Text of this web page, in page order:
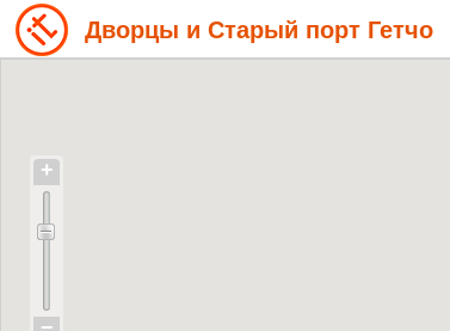
Дворцы и Старый порт Гетчо
+